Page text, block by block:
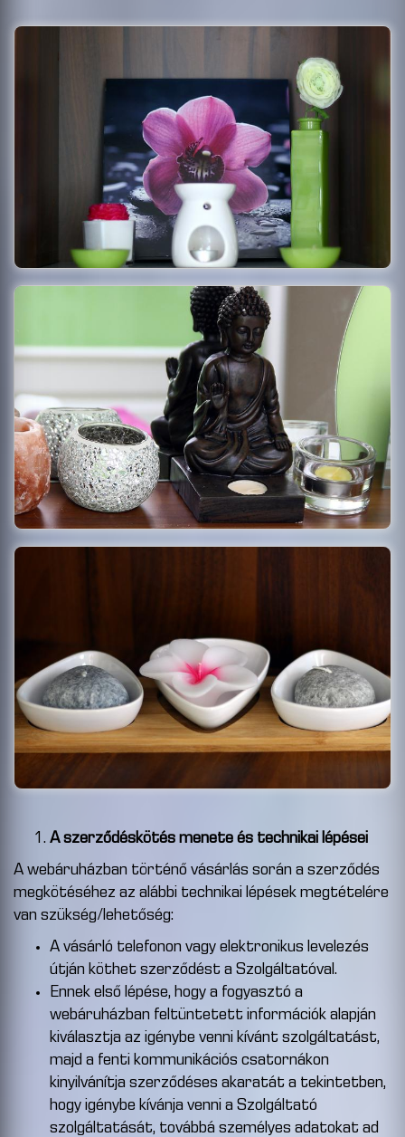
A szerződéskötés menete és technikai lépései
A webáruházban történő vásárlás során a szerződés
megkötéséhez az alábbi technikai lépések megtételére
van szükség/lehetőség:
A vásárló telefonon vagy elektronikus levelezés
útján köthet szerződést a Szolgáltatóval.
Ennek első lépése, hogy a fogyasztó a
webáruházban feltüntetett információk alapján
kiválasztja az igénybe venni kívánt szolgáltatást,
majd a fenti kommunikációs csatornákon
kinyilvánítja szerződéses akaratát a tekintetben,
hogy igénybe kívánja venni a Szolgáltató
szolgáltatását, továbbá személyes adatokat ad